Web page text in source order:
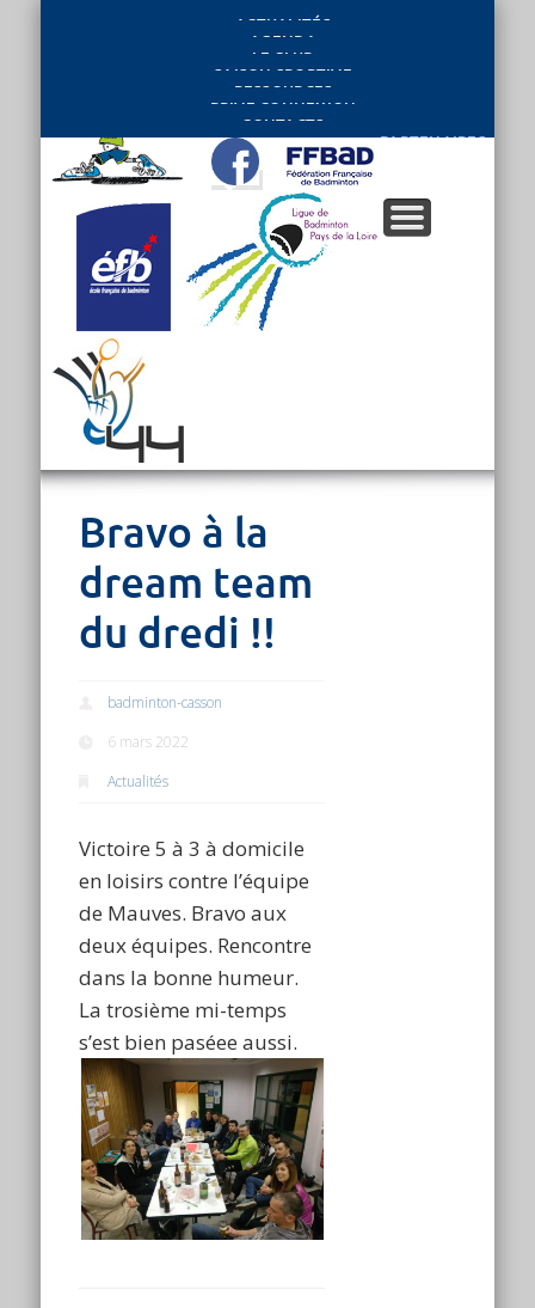
ACTUALITÉS
AGENDA
LE CLUB
SAISON SPORTIVE
RESSOURCES
PRIVE CONNEXION
CONTACTS
PARTENAIRES
Bravo à la
dream team
du dredi !!
badminton-casson
6 mars 2022
Actualités
Victoire 5 à 3 à domicile
en loisirs contre l’équipe
de Mauves. Bravo aux
deux équipes. Rencontre
dans la bonne humeur.
La trosième mi-temps
s’est bien paséee aussi.